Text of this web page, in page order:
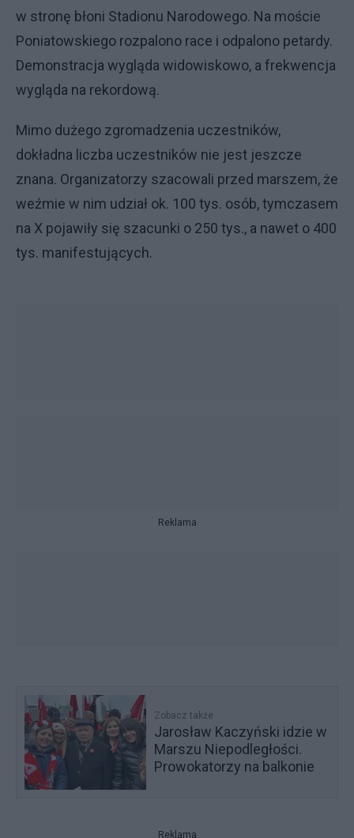
w stronę błoni Stadionu Narodowego. Na moście
Poniatowskiego rozpalono race i odpalono petardy.
Demonstracja wygląda widowiskowo, a frekwencja
wygląda na rekordową.
Mimo dużego zgromadzenia uczestników,
dokładna liczba uczestników nie jest jeszcze
znana. Organizatorzy szacowali przed marszem, że
weźmie w nim udział ok. 100 tys. osób, tymczasem
na X pojawiły się szacunki o 250 tys., a nawet o 400
tys. manifestujących.
Reklama
Zobacz także
Jarosław Kaczyński idzie w
Marszu Niepodległości.
Prowokatorzy na balkonie
Reklama